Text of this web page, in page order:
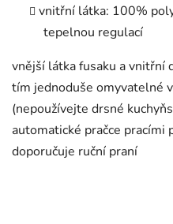
vnitřní látka: 100%
tepelnou regulací
vnější látka fusaku a vnitřní
tím jednoduše omyvatelné
(nepoužívejte drsné
automatické pračce
doporučuje ruční praní